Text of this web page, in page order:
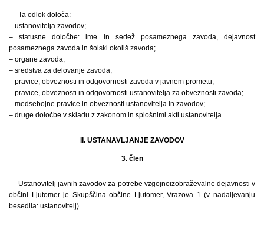
Ta odlok določa:
– ustanovitelja zavodov;
– statusne določbe: ime in sedež posameznega zavoda, dejavnost
posameznega zavoda in šolski okoliš zavoda;
– organe zavoda;
– sredstva za delovanje zavoda;
– pravice, obveznosti in odgovornosti zavoda v javnem prometu;
– pravice, obveznosti in odgovornosti ustanovitelja za obveznosti zavoda;
– medsebojne pravice in obveznosti ustanovitelja in zavodov;
– druge določbe v skladu z zakonom in splošnimi akti ustanovitelja.
II. USTANAVLJANJE ZAVODOV
3. člen
Ustanovitelj javnih zavodov za potrebe vzgojnoizobraževalne dejavnosti v
občini Ljutomer je Skupščina občine Ljutomer, Vrazova 1 (v nadaljevanju
besedila: ustanovitelj).